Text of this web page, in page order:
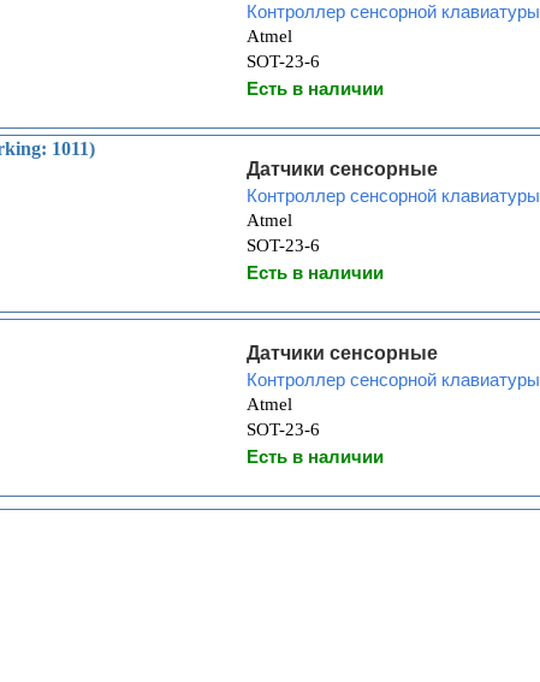
Контроллер сенсорной клавиатуры
Atmel
SOT-23-6
Есть в наличии
1011)
Датчики сенсорные
Контроллер сенсорной клавиатуры
Atmel
SOT-23-6
Есть в наличии
Датчики сенсорные
Контроллер сенсорной клавиатуры
Atmel
SOT-23-6
Есть в наличии